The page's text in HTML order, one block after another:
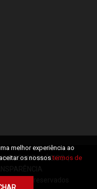
DEONTOLÓGICO|
melhor experiência ao
os nossostermos de